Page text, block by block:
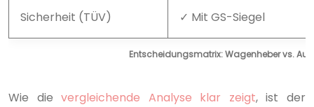
Entscheidungsmatrix: Wagenheber vs.
Sicherheit (TÜV) ✓ Mit GS-Siegel
Wie dievergleichende Analyse klar zeigt, ist der